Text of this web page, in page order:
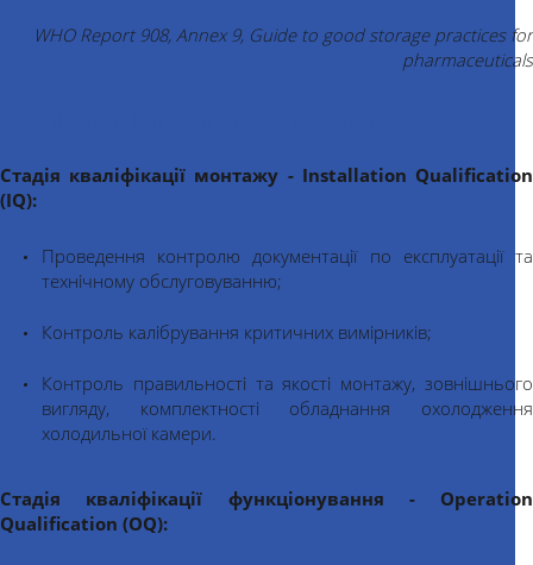
WHO Report 908, Annex 9, Guide to good storage practices for
pharmaceuticals
Стадія кваліфікації монтажу - Installation Qualification
(IQ):
Проведення контролю документації по експлуатації та
технічному обслуговуванню;
Контроль калібрування критичних вимірників;
Контроль правильності та якості монтажу, зовнішнього
вигляду, комплектності обладнання охолодження
холодильної камери.
Стадія кваліфікації функціонування - Operation
Qualification (OQ):